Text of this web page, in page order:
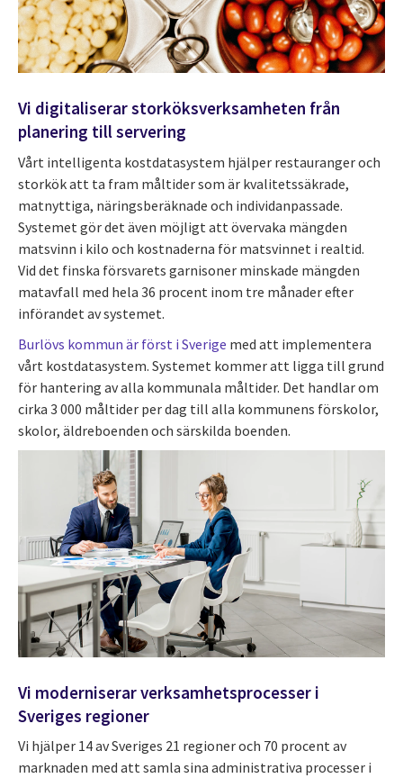
Vi digitaliserar storköksverksamheten från
planering till servering
Vårt intelligenta kostdatasystem hjälper restauranger och
storkök att ta fram måltider som är kvalitetssäkrade,
matnyttiga, näringsberäknade och individanpassade.
Systemet gör det även möjligt att övervaka mängden
matsvinn i kilo och kostnaderna för matsvinnet i realtid.
Vid det finska försvarets garnisoner minskade mängden
matavfall med hela 36 procent inom tre månader efter
införandet av systemet.
Burlövs kommun är först i Sverige med att implementera
vårt kostdatasystem. Systemet kommer att ligga till grund
för hantering av alla kommunala måltider. Det handlar om
cirka 3 000 måltider per dag till alla kommunens förskolor,
skolor, äldreboenden och särskilda boenden.
Vi moderniserar verksamhetsprocesser i
Sveriges regioner
Vi hjälper 14 av Sveriges 21 regioner och 70 procent av
marknaden med att samla sina administrativa processer i